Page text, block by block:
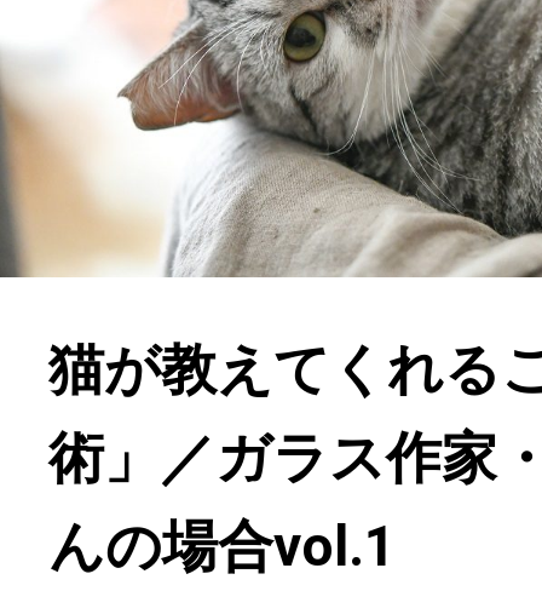
猫が教えてくれる
術」／ガラス作家
んの場合vol.1